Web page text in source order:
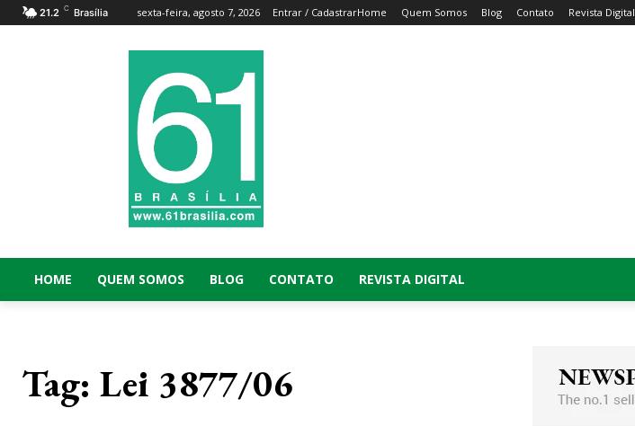
21.2 C Brasília sexta-feira, agosto 7, 2026 Entrar / CadastrarHome Quem Somos Blog Contato Revista Digital
HOME QUEM SOMOS BLOG CONTATO REVISTA DIGITAL
Tag: Lei 3877/06